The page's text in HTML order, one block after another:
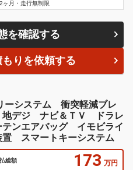
ヶ月・走行無制限
を確認する
りを依頼する
ーシステム 衝突軽減ブレ
デジ ナビ＆ＴＶ ドラレ
ンエアバッグ イモビライ
スマートキーシステム
総額 173 万円